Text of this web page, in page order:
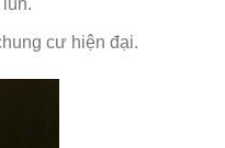
cư hiện đại.